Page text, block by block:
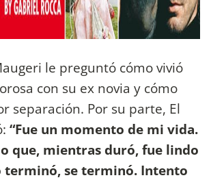
le preguntó cómo vivió
con su ex novia y cómo
separación. Por su parte, El
“Fue un momento de mi vida.
que, mientras duró, fue lindo
terminó, se terminó. Intento